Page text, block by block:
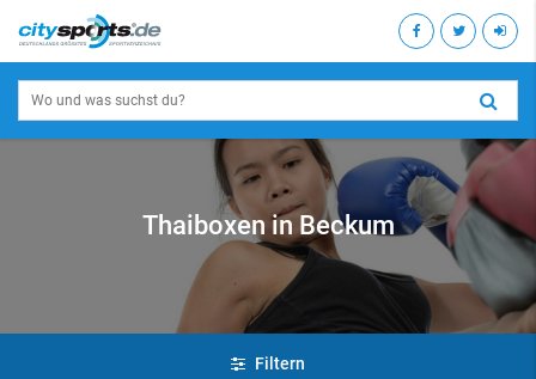
Thaiboxen in Beckum
Filtern